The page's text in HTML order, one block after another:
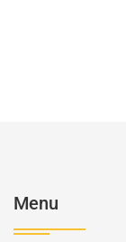
Menu